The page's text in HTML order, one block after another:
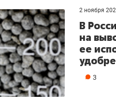
2 ноября
В
на
ее
3
Василь Мазитов
МАРТ
«Не зная местных
правил, бизнес может
потерять минимум
полгода»